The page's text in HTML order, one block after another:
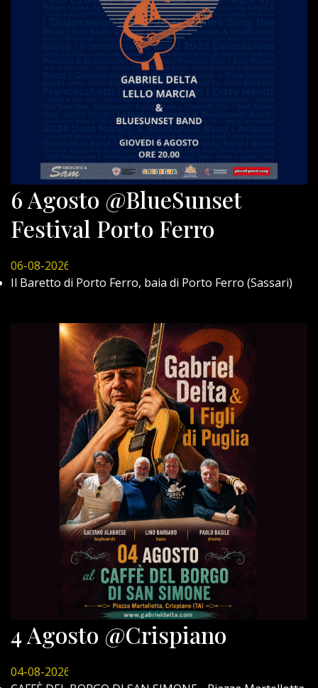
6 Agosto @BlueSunset
Festival Porto Ferro
06-08-2026
Il Baretto di Porto Ferro, baia di Porto Ferro (Sassari)
4 Agosto @Crispiano
04-08-2026